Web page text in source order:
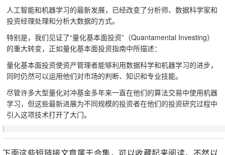
人工智能和机器学习的最新发展，已经改变了分析师、数据科学家和
投资经理处理和分析大数据的方式。
特别是，我们见证了“量化基本面投资”（Quantamental Investing）
的重大转变，正如量化基本面投资指南中所描述：
量化基本面投资使资产管理者能够利用数据科学和机器学习的进步，
同时仍然可以运用他们对市场的判断、知识和专业技能。
尽管许多大型量化对冲基金多年来一直在他们的算法交易中使用机器
学习，但这些最新进展为不同规模的投资者在他们的投资研究过程中
引入这项技术打开了大门。
下面这些短链接文章属于合集，可以收藏起来阅读，不然以